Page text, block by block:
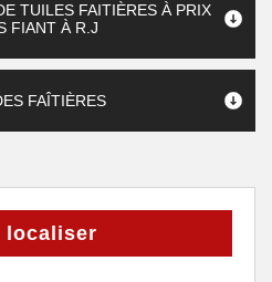
TUILES FAITIÈRES À PRIX
FIANT À R.J
FAÎTIÈRES
localiser